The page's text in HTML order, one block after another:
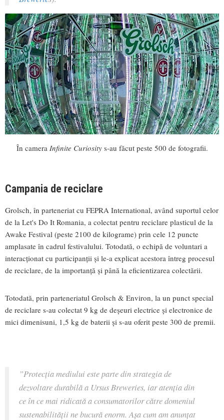
În camera Infinite Curiositys-au făcut peste 500 de fotografii.
Campania de reciclare
Grolsch, în parteneriat cu FEPRA International, având suportul celor
de la Let's Do It Romania, a colectat pentru reciclare plasticul de la
Awake Festival (peste 2100 de kilograme) prin cele 12 puncte
amplasate în cadrul festivalului. Totodată, o echipă de voluntari a
interacționat cu participanții și le-a explicat acestora întreg procesul
de reciclare, de la importanță și până la eficientizarea colectării.
Totodată, prin parteneriatul Grolsch & Environ, la un punct special
de reciclare s-au colectat 9 kg de deșeuri electrice și electronice de
mici dimenisuni, 1,5 kg de baterii și s-au oferit peste 300 de premii.
”Protecția mediului este parte din strategia de
dezvoltare durabilă a Ursus Breweries, iar atenția din
ce în ce mai ridicată a consumatorilor către domeniul
sustenabilității ne bucură enorm. Așa cum am anunțat